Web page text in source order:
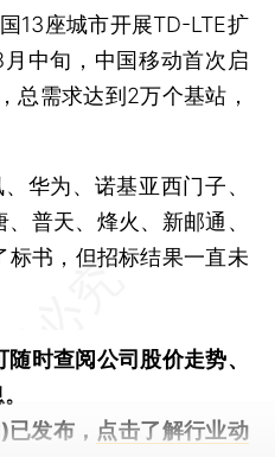
座城市开展TD-LTE扩
中旬，中国移动首次启
总需求达到2万个基站，
为、诺基亚西门子、
普天、烽火、新邮通、
标书，但招标结果一直未
随时查阅公司股价走势、
发布， 点击了解行业动